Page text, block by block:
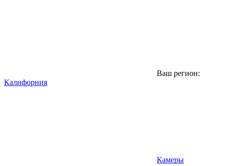
Ваш регион:
Калифорния
Камеры